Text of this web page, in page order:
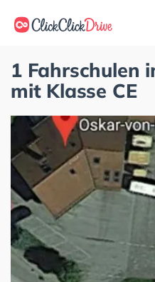
1 Fahrschulen
mit Klasse CE